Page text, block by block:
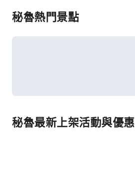
秘魯熱門景點
秘魯最新上架活動與優惠